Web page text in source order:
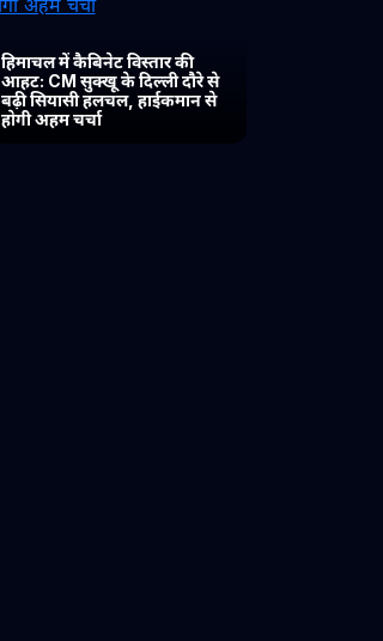
हिमाचल में कैबिनेट विस्तार की
आहट: CM सुक्खू के दिल्ली दौरे से
बढ़ी सियासी हलचल, हाईकमान से
होगी अहम चर्चा